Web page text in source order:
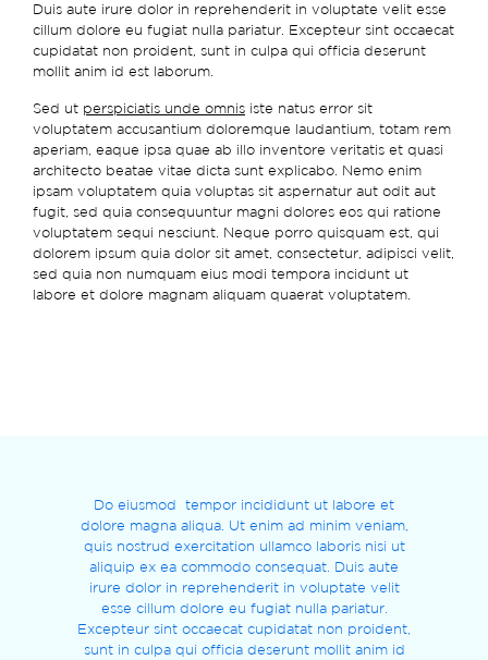
Duis aute irure dolor in reprehenderit in voluptate velit esse
cillum dolore eu fugiat nulla pariatur. Excepteur sint occaecat
cupidatat non proident, sunt in culpa qui officia deserunt
mollit anim id est laborum.
Sed ut perspiciatis unde omnis iste natus error sit
voluptatem accusantium doloremque laudantium, totam rem
aperiam, eaque ipsa quae ab illo inventore veritatis et quasi
architecto beatae vitae dicta sunt explicabo. Nemo enim
ipsam voluptatem quia voluptas sit aspernatur aut odit aut
fugit, sed quia consequuntur magni dolores eos qui ratione
voluptatem sequi nesciunt. Neque porro quisquam est, qui
dolorem ipsum quia dolor sit amet, consectetur, adipisci velit,
sed quia non numquam eius modi tempora incidunt ut
labore et dolore magnam aliquam quaerat voluptatem.
Do eiusmod tempor incididunt ut labore et
dolore magna aliqua. Ut enim ad minim veniam,
quis nostrud exercitation ullamco laboris nisi ut
aliquip ex ea commodo consequat. Duis aute
irure dolor in reprehenderit in voluptate velit
esse cillum dolore eu fugiat nulla pariatur.
Excepteur sint occaecat cupidatat non proident,
sunt in culpa qui officia deserunt mollit anim id